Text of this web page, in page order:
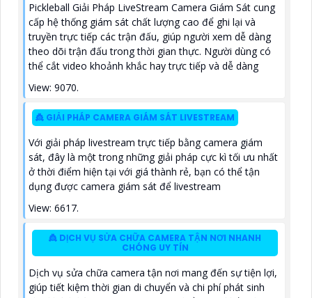
Pickleball Giải Pháp LiveStream Camera Giám Sát cung
cấp hệ thống giám sát chất lượng cao để ghi lại và
truyền trực tiếp các trận đấu, giúp người xem dễ dàng
theo dõi trận đấu trong thời gian thực. Người dùng có
thể cắt video khoảnh khắc hay trực tiếp và dễ dàng
View: 9070.
👸 GIẢI PHÁP CAMERA GIÁM SÁT LIVESTREAM
Với giải pháp livestream trực tiếp bằng camera giám
sát, đây là một trong những giải pháp cực kì tối ưu nhất
ở thời điểm hiện tại với giá thành rẻ, bạn có thể tận
dụng được camera giám sát để livestream
View: 6617.
👸 DỊCH VỤ SỬA CHỮA CAMERA TẬN NƠI NHANH
CHÓNG UY TÍN
Dịch vụ sửa chữa camera tận nơi mang đến sự tiện lợi,
giúp tiết kiệm thời gian di chuyển và chi phí phát sinh